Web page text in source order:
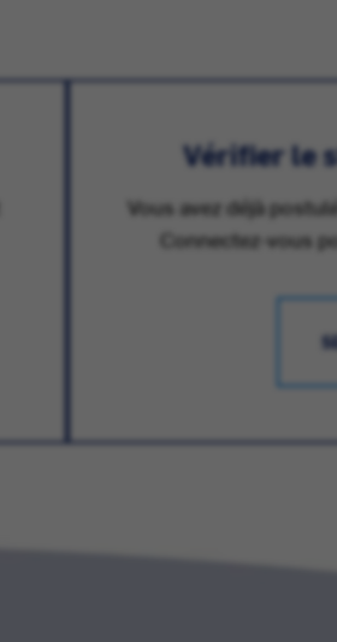
Vérifier le
Vous avez déjà
Connectez-vous